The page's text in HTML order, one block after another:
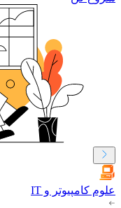
علوم کامپیوتر و IT